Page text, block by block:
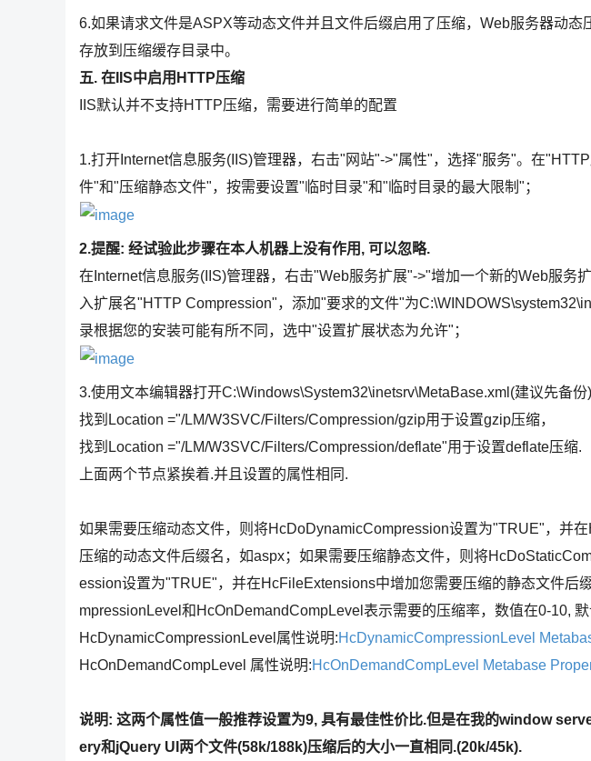
6.如果请求文件是ASPX等动态文件并且文件后缀启用了压缩，Web服务器动态
存放到压缩缓存目录中。
五. 在IIS中启用HTTP压缩
IIS默认并不支持HTTP压缩，需要进行简单的配置
1.打开Internet信息服务(IIS)管理器，右击"网站"->"属性"，选择"服务"。在
件"和"压缩静态文件"，按需要设置"临时目录"和"临时目录的最大限制"；
2.提醒: 经试验此步骤在本人机器上没有作用, 可以忽略.
在Internet信息服务(IIS)管理器，右击"Web服务扩展"->"增加一个新的Web服务
入扩展名"HTTP Compression"，添加"要求的文件"为
录根据您的安装可能有所不同，选中"设置扩展状态为允许"；
3.使用文本编辑器打开C:\Windows\System32\inetsrv\MetaBase.xml(建议先备份
找到Location ="/LM/W3SVC/Filters/Compression/gzip用于设置gzip压缩，
找到Location ="/LM/W3SVC/Filters/Compression/deflate"用于设置deflate压缩.
上面两个节点紧挨着.并且设置的属性相同.
如果需要压缩动态文件，则将HcDoDynamicCompression设置为"TRUE"，并
压缩的动态文件后缀名，如aspx；如果需要压缩静态文件，则将
ession设置为"TRUE"，并在HcFileExtensions中增加您需要压缩的静态文件后
mpressionLevel和HcOnDemandCompLevel表示需要的压缩率，数值在0-10,
HcDynamicCompressionLevel属性说明:HcDynamicCompressionLevel
HcOnDemandCompLevel 属性说明:HcOnDemandCompLevel Metabase
说明: 这两个属性值一般推荐设置为9, 具有最佳性价比.但是在我的window
ery和jQuery UI两个文件(58k/188k)压缩后的大小一直相同.(20k/45k).